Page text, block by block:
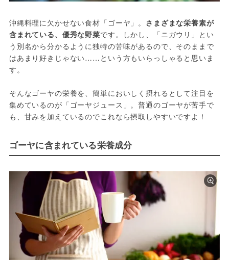
沖縄料理に欠かせない食材「ゴーヤ」。 さまざまな栄養素が
含まれている、優秀な野菜です。しかし、「ニガウリ」とい
う別名から分かるように独特の苦味があるので、そのままで
はあまり好きじゃない……という方もいらっしゃると思いま
す。
そんなゴーヤの栄養を、簡単においしく摂れるとして注目を
集めているのが「ゴーヤジュース」。普通のゴーヤが苦手で
も、甘みを加えているのでこれなら摂取しやすいですよ！
ゴーヤに含まれている栄養成分